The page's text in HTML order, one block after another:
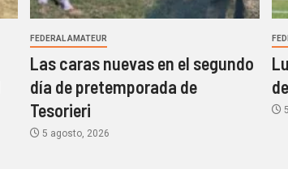
FEDERAL AMATEUR
Las caras nuevas en el segundo
día de pretemporada de
Tesorieri
5 agosto, 2026